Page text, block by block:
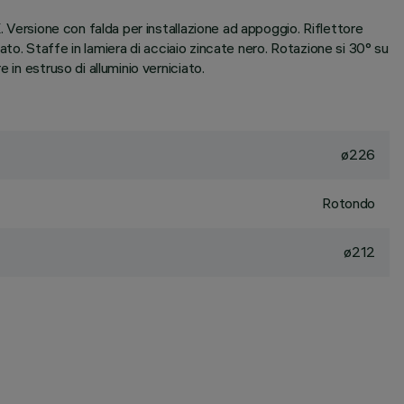
con falda per installazione ad appoggio. Riflettore
Staffe in lamiera di acciaio zincate nero. Rotazione si 30° su
estruso di alluminio verniciato.
ø226
Rotondo
ø212